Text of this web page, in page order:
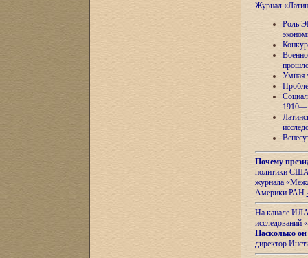
Журнал
Роль
Умная
Почему
политики США
журнала
Америки РАН
На канале ИЛА
исследований «
Насколько он
директор